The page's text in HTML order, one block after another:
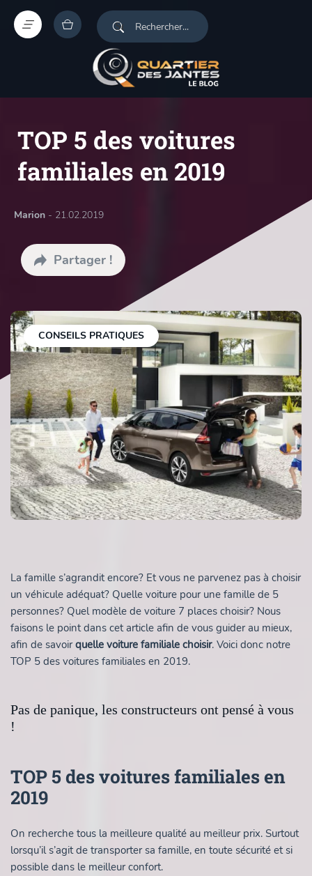
TOP 5 des voitures
familiales en 2019
Marion - 21.02.2019
Partager !
CONSEILS PRATIQUES
La famille s’agrandit encore? Et vous ne parvenez pas à choisir
un véhicule adéquat? Quelle voiture pour une famille de 5
personnes? Quel modèle de voiture 7 places choisir? Nous
faisons le point dans cet article afin de vous guider au mieux,
afin de savoirquelle voiture familiale choisir. Voici donc notre
TOP 5 des voitures familiales en 2019.
Pas de panique, les constructeurs ont pensé à vous
!
TOP 5 des voitures familiales en
2019
On recherche tous la meilleure qualité au meilleur prix. Surtout
lorsqu’il s’agit de transporter sa famille, en toute sécurité et si
possible dans le meilleur confort.